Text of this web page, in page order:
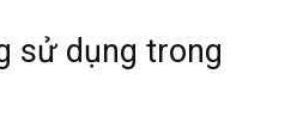
sử dụng trong